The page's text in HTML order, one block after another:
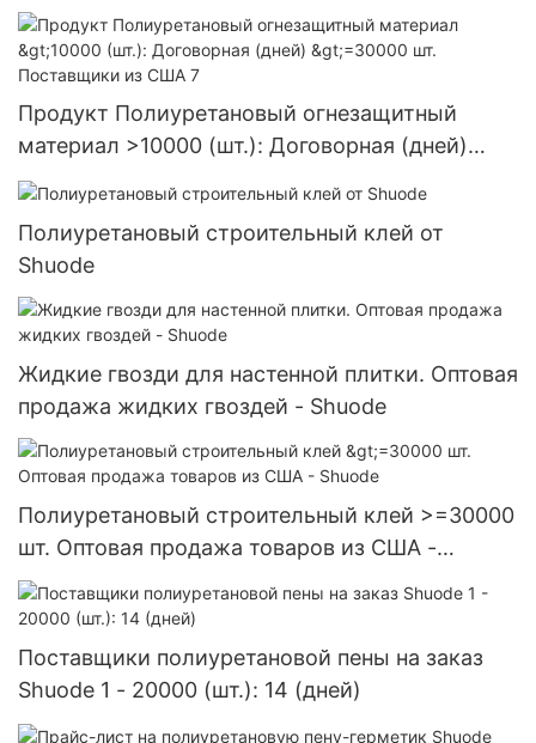
Продукт Полиуретановый огнезащитный
материал >10000 (шт.): Договорная (дней)
>=30000 шт. Поставщики из США 7
Полиуретановый строительный клей от
Shuode
Жидкие гвозди для настенной плитки. Оптовая
продажа жидких гвоздей - Shuode
Полиуретановый строительный клей >=30000
шт. Оптовая продажа товаров из США -
Shuode
Поставщики полиуретановой пены на заказ
Shuode 1 - 20000 (шт.): 14 (дней)